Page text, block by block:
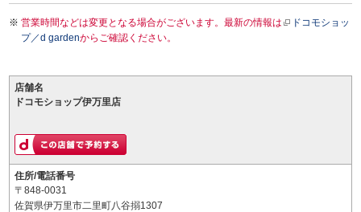
営業時間などは変更となる場合がございます。最新の情報は
ドコモショッ
プ／d gardenからご確認ください。
店舗名
ドコモショップ伊万里店
住所/電話番号
〒848-0031
佐賀県伊万里市二里町八谷搦1307